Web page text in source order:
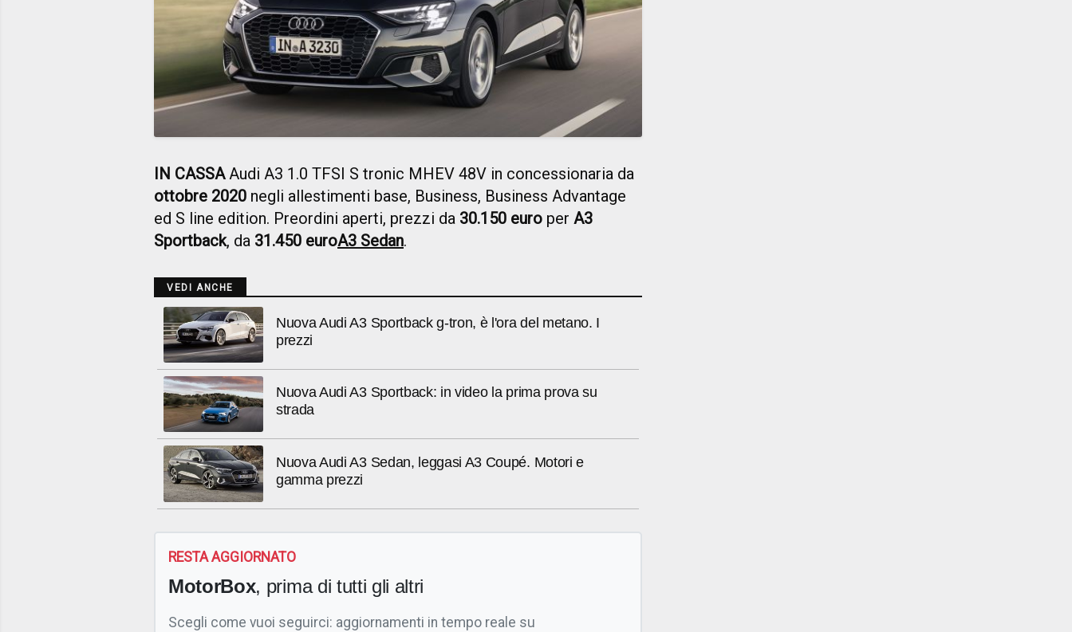
IN CASSAAudi A3 1.0 TFSI S tronic MHEV 48V in concessionaria da
ottobre 2020 negli allestimenti base, Business, Business Advantage
ed S line edition. Preordini aperti, prezzi da 30.150 euro per A3
Sportback, da 31.450 euroA3 Sedan.
VEDI ANCHE
Nuova Audi A3 Sportback g-tron, è l'ora del metano. I
prezzi
Nuova Audi A3 Sportback: in video la prima prova su
strada
Nuova Audi A3 Sedan, leggasi A3 Coupé. Motori e
gamma prezzi
RESTA AGGIORNATO
MotorBox, prima di tutti gli altri
Scegli come vuoi seguirci: aggiornamenti in tempo reale su